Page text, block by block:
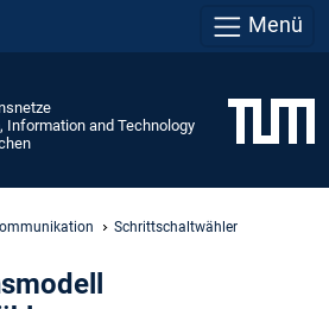
Menü
Information and Technology
Schrittschaltwähler